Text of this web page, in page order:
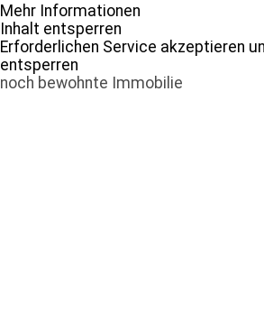
Mehr Informationen
Inhalt entsperren
Erforderlichen Service akzeptieren
entsperren
noch bewohnte Immobilie